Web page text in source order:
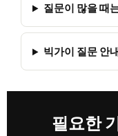
질문이 많을 때
빅가이 질문 안
필요한